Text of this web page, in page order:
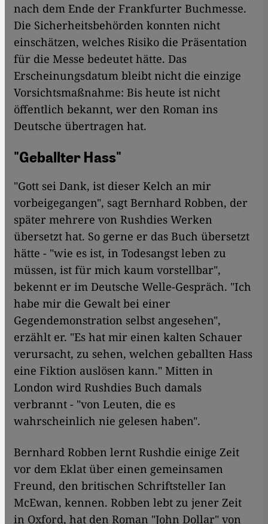
nach dem Ende der Frankfurter Buchmesse.
Die Sicherheitsbehörden konnten nicht
einschätzen, welches Risiko die Präsentation
für die Messe bedeutet hätte. Das
Erscheinungsdatum bleibt nicht die einzige
Vorsichtsmaßnahme: Bis heute ist nicht
öffentlich bekannt, wer den Roman ins
Deutsche übertragen hat.
"Geballter Hass"
"Gott sei Dank, ist dieser Kelch an mir
vorbeigegangen", sagt Bernhard Robben, der
später mehrere von Rushdies Werken
übersetzt hat. So gerne er das Buch übersetzt
hätte - "wie es ist, in Todesangst leben zu
müssen, ist für mich kaum vorstellbar",
bekennt er im Deutsche Welle-Gespräch. "Ich
habe mir die Gewalt bei einer
Gegendemonstration selbst angesehen",
erzählt er. "Es hat mir einen kalten Schauer
verursacht, zu sehen, welchen geballten Hass
eine Fiktion auslösen kann." Mitten in
London wird Rushdies Buch damals
verbrannt - "von Leuten, die es
wahrscheinlich nie gelesen haben".
Bernhard Robben lernt Rushdie einige Zeit
vor dem Eklat über einen gemeinsamen
Freund, den britischen Schriftsteller Ian
McEwan, kennen. Robben lebt zu jener Zeit
in Oxford, hat den Roman "John Dollar" von